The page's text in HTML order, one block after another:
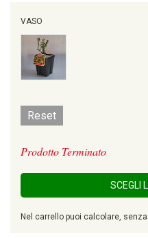
VASO
Reset
Prodotto Terminato
SCEGLI
Nel carrello puoi calcolare,